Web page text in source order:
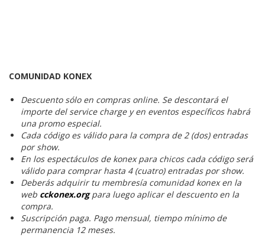
COMUNIDAD KONEX
Descuento sólo en compras online. Se descontará el
importe del service charge y en eventos específicos habrá
una promo especial.
Cada código es válido para la compra de 2 (dos) entradas
por show.
En los espectáculos de konex para chicos cada código será
válido para comprar hasta 4 (cuatro) entradas por show.
Deberás adquirir tu membresía comunidad konex en la
web cckonex.org para luego aplicar el descuento en la
compra.
Suscripción paga. Pago mensual, tiempo mínimo de
permanencia 12 meses.